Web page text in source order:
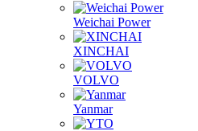
Weichai Power
XINCHAI
VOLVO
Yanmar